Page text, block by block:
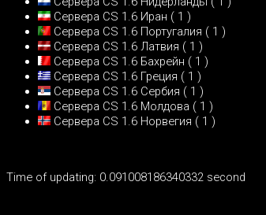
Сервера CS 1.6 Иран ( 1 )
Сервера CS 1.6 Португалия ( 1 )
Сервера CS 1.6 Латвия ( 1 )
Сервера CS 1.6 Бахрейн ( 1 )
Сервера CS 1.6 Греция ( 1 )
Сервера CS 1.6 Сербия ( 1 )
Сервера CS 1.6 Молдова ( 1 )
Сервера CS 1.6 Норвегия ( 1 )
Time of updating: 0.091008186340332 second